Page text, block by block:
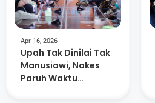
Apr 16, 2026
Upah Tak Dinilai Tak
Manusiawi, Nakes
Paruh Waktu